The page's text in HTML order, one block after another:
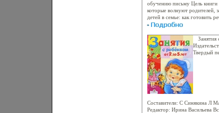
обучению письму Цель книги
которые волнуют родителей,
детей в семье: как готовить
аыямг На чем необходимо
дошкольных
организовать работу в
сада Автор Татьяна Гризик.
Занятия
Твердый
Составители: С Синякина Л
Редактор: Ирина Васильева